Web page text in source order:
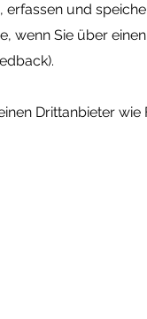
und
wenn Sie über
Drittanbieter